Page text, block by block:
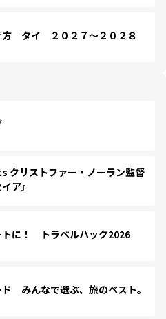
タイ ２０２７～２０２８
クリストファー・ノーラン監督
ア』
トに！ トラベルハック2026
みんなで選ぶ、旅のベスト。